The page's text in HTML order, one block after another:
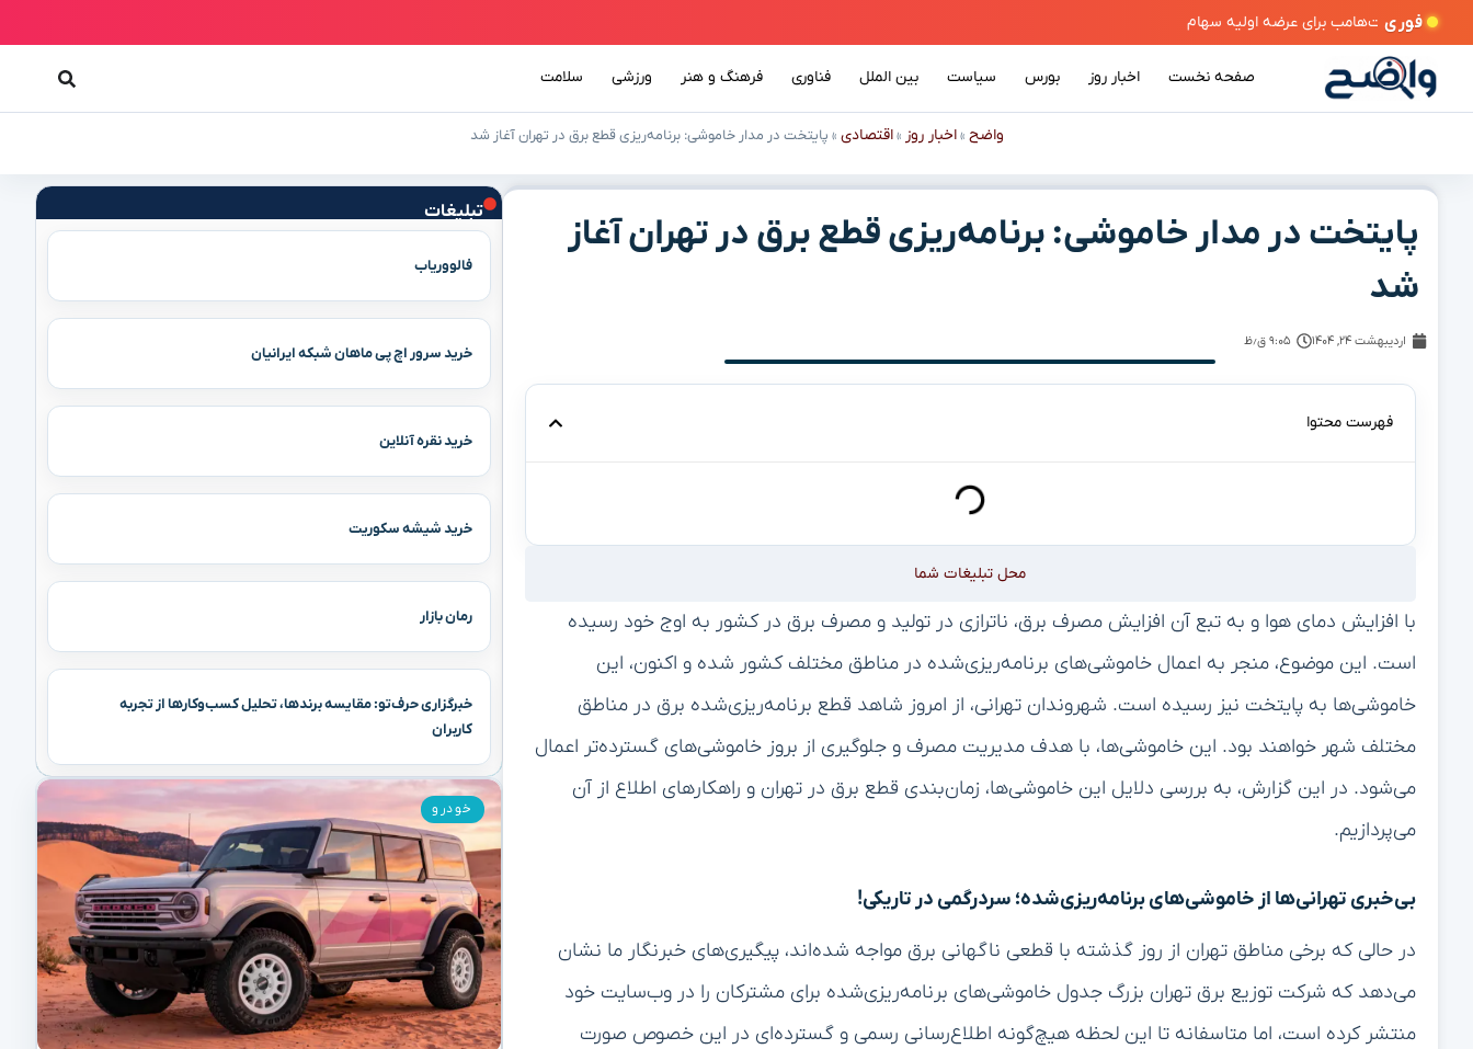
فوری
صفحه نخست اخبار روز بورس سیاست بین الملل فناوری فرهنگ و هنر ورزشی سلامت
واضح »اخبار روز »اقتصادی » پایتخت در مدار خاموشی: برنامه‌ریزی قطع برق در تهران آغاز شد
تبلیغات
فالووریاب
خرید سرور اچ پی ماهان شبکه ایرانیان
خرید نقره آنلاین
خرید شیشه سکوریت
رمان بازار
خبرگزاری حرف‌تو: مقایسه برندها، تحلیل کسب‌وکارها از تجربه
کاربران
خودرو
پایتخت در مدار خاموشی: برنامه‌ریزی قطع برق در تهران آغاز
شد
اردیبهشت ۲۴, ۱۴۰۴ ۹:۰۵ ق٫ظ
فهرست محتوا
محل تبلیغات شما
با افزایش دمای هوا و به تبع آن افزایش مصرف برق، ناترازی در تولید و مصرف برق در کشور به اوج خود رسیده
است. این موضوع، منجر به اعمال خاموشی‌های برنامه‌ریزی‌شده در مناطق مختلف کشور شده و اکنون، این
خاموشی‌ها به پایتخت نیز رسیده است. شهروندان تهرانی، از امروز شاهد قطع برنامه‌ریزی‌شده برق در مناطق
مختلف شهر خواهند بود. این خاموشی‌ها، با هدف مدیریت مصرف و جلوگیری از بروز خاموشی‌های گسترده‌تر اعمال
می‌شود. در این گزارش، به بررسی دلایل این خاموشی‌ها، زمان‌بندی قطع برق در تهران و راهکارهای اطلاع از آن
می‌پردازیم.
بی‌خبری تهرانی‌ها از خاموشی‌های برنامه‌ریزی‌شده؛ سردرگمی در تاریکی!
در حالی که برخی مناطق تهران از روز گذشته با قطعی ناگهانی برق مواجه شده‌اند، پیگیری‌های خبرنگار ما نشان
می‌دهد که شرکت توزیع برق تهران بزرگ جدول خاموشی‌های برنامه‌ریزی‌شده برای مشترکان را در وب‌سایت خود
منتشر کرده است، اما متاسفانه تا این لحظه هیچ‌گونه اطلاع‌رسانی رسمی و گسترده‌ای در این خصوص صورت